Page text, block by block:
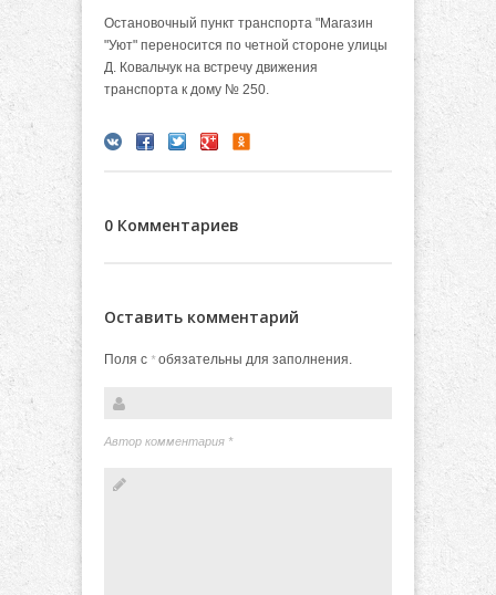
Остановочный пункт транспорта "Магазин
"Уют" переносится по четной стороне улицы
Д. Ковальчук на встречу движения
транспорта к дому № 250.
0 Комментариев
Оставить комментарий
Поля с *обязательны для заполнения.
Автор комментария *